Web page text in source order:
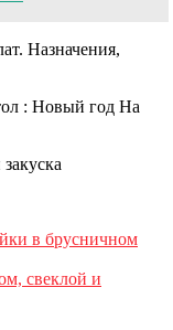
Назначения,
: Новый год На
в брусничном
свеклой и